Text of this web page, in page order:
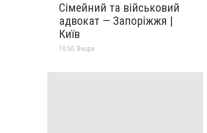
Сімейний та військовий
адвокат — Запоріжжя |
Київ
10:50, Вчора